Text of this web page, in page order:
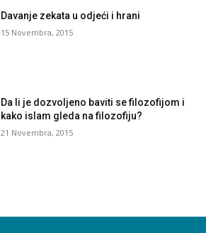
Davanje zekata u odjeći i hrani
15 Novembra, 2015
Da li je dozvoljeno baviti se filozofijom i
kako islam gleda na filozofiju?
21 Novembra, 2015